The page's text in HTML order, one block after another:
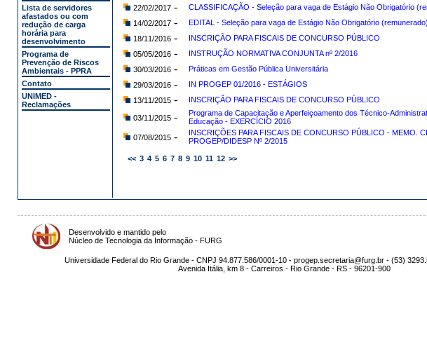
Lista de servidores
afastados ou com
redução de carga
horária para
desenvolvimento
Programa de
Prevenção de Riscos
Ambientais - PPRA
Contato
UNIMED -
Reclamações
22/02/2017-
CLASSIFICAÇÃO - Seleção para vaga de Estágio Não Obrigatório
14/02/2017-
EDITAL - Seleção para vaga de Estágio Não Obrigatório (remunerado)
18/11/2016-
INSCRIÇÃO PARA FISCAIS DE CONCURSO PÚBLICO
05/05/2016-
INSTRUÇÃO NORMATIVA CONJUNTA nº 2/2016
30/03/2016-
Práticas em Gestão Pública Universitária
29/03/2016-
IN PROGEP 01/2016 - ESTÁGIOS
13/11/2015- INSCRIÇÃO PARA FISCAIS DE CONCURSO PÚBLICO
03/11/2015-
Programa de Capacitação e Aperfeiçoamento dos Técnico-
Educação - EXERCÍCIO 2016
07/08/2015-
INSCRIÇÕES PARA FISCAIS DE CONCURSO PÚBLICO - MEMO.
PROGEP/DIDESP Nº 2/2015
<< 3 4 5 6 7 8 9 10 11 12 >>
Desenvolvido e mantido pelo
Núcleo de Tecnologia da Informação - FURG
Universidade Federal do Rio Grande - CNPJ 94.877.586/0001-10 - progep.secretaria@furg.br - (53)
Avenida Itália, km 8 - Carreiros - Rio Grande - RS - 96201-900